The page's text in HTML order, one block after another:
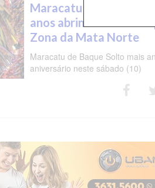
Maracatu Cambinda
anos abrindo caminhos
Zona da Mata Norte
Maracatu de Baque Solto mais
aniversário neste sábado (10)